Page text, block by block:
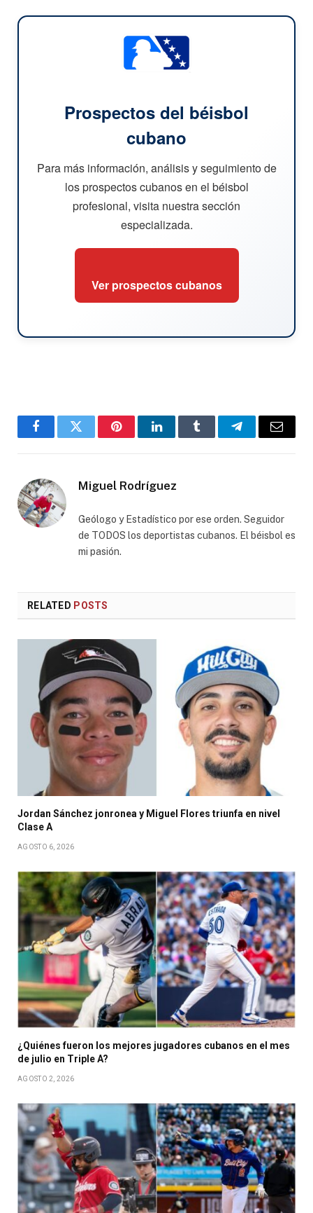
Prospectos del béisbol
cubano
Para más información, análisis y seguimiento de
los prospectos cubanos en el béisbol
profesional, visita nuestra sección
especializada.
Ver prospectos cubanos
FacebookTwitter PinterestLinkedInTumblr TelegramEmail
Miguel Rodríguez
Geólogo y Estadístico por ese orden. Seguidor
de TODOS los deportistas cubanos. El béisbol es
mi pasión.
RELATED POSTS
Jordan Sánchez jonronea y Miguel Flores triunfa en nivel
Clase A
AGOSTO 6, 2026
¿Quiénes fueron los mejores jugadores cubanos en el mes
de julio en Triple A?
AGOSTO 2, 2026